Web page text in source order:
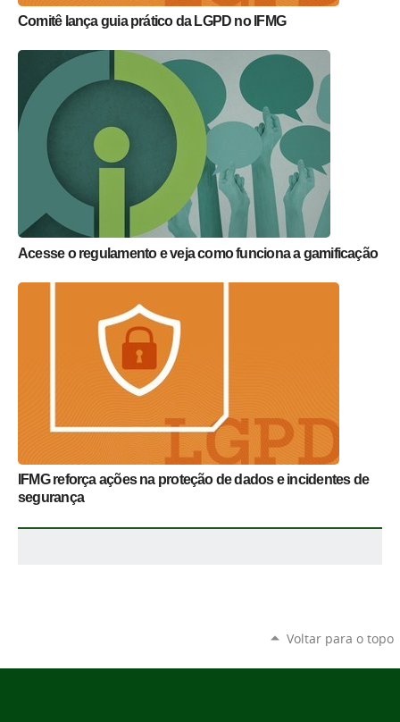
Comitê lança guia prático da LGPD no IFMG
Acesse o regulamento e veja como funciona a gamificação
IFMG reforça ações na proteção de dados e incidentes de
segurança
Voltar para o topo